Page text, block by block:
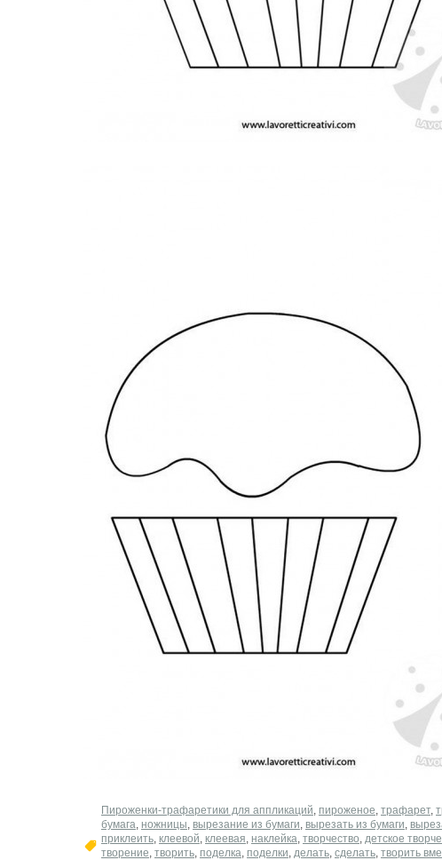
Пироженки-трафаретики для аппликаций, пироженое, трафарет,
бумага, ножницы, вырезание из бумаги, вырезать из бумаги,
приклеить, клеевой, клеевая, наклейка, творчество, детское
творение, творить, поделка, поделки, делать, сделать, творить